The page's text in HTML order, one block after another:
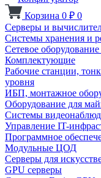
Корзина 0 ₽ 0
Серверы и
Системы хранения и
Сетевое
Комплектующие
Рабочие станции,
уровня
ИБП, монтажное
Оборудование для
Системы
Управление IT-
Программное
Модульные ЦОД
Серверы для
GPU серверы